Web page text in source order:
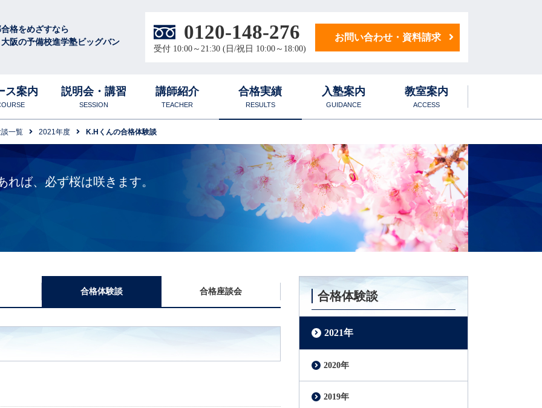
格をめざすなら
阪の予備校進学塾ビッグバン
0120-148-276
受付 10:00～21:30 (日/祝日 10:00～18:00)
お問い合わせ・資料請求
圧倒的な学習量と質 1日のスケジュール
ス案内 説明会・講習
SESSION
無料体験授業 後期対策講座
講師紹介
TEACHER
化学科
国語・小論文科
地歴・公民科
合格実績
RESULTS
入塾案内
GUIDANCE
教室案内
ACCESS
学生寮
学生マンション
一覧 2021年度 K.Hくんの合格体験談
ば、必ず桜は咲きます。
合格体験談 合格座談会 合格体験談
2021年
2020年
2019年